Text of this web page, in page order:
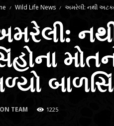
Wild Life News અમરેલી: નથી
TEAM 1225